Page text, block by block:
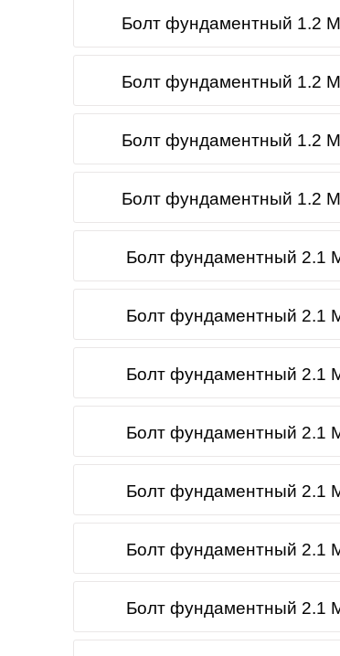
Болт фундаментный 1.2
Болт фундаментный 1.2
Болт фундаментный 1.2
Болт фундаментный 1.2
Болт фундаментный 2.1
Болт фундаментный 2.1
Болт фундаментный 2.1
Болт фундаментный 2.1
Болт фундаментный 2.1
Болт фундаментный 2.1
Болт фундаментный 2.1